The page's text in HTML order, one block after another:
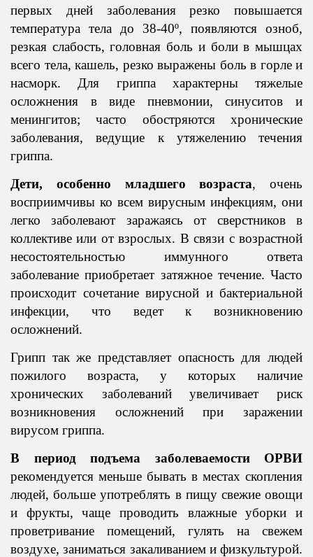
первых дней заболевания резко повышается
температура тела до 38-40º, появляются озноб,
резкая слабость, головная боль и боли в мышцах
всего тела, кашель, резко выражены боль в горле и
насморк. Для гриппа характерны тяжелые
осложнения в виде пневмонии, синуситов и
менингитов; часто обостряются хронические
заболевания, ведущие к утяжелению течения
гриппа.
Дети, особенно младшего возраста, очень
восприимчивы ко всем вирусным инфекциям, они
легко заболевают заражаясь от сверстников в
коллективе или от взрослых. В связи с возрастной
несостоятельностью иммунного ответа
заболевание приобретает затяжное течение. Часто
происходит сочетание вирусной и бактериальной
инфекции, что ведет к возникновению
осложнений.
Грипп так же представляет опасность для людей
пожилого возраста, у которых наличие
хронических заболеваний увеличивает риск
возникновения осложнений при заражении
вирусом гриппа.
В период подъема заболеваемости ОРВИ
рекомендуется меньше бывать в местах скопления
людей, больше употреблять в пищу свежие овощи
и фрукты, чаще проводить влажные уборки и
проветривание помещений, гулять на свежем
воздухе, заниматься закаливанием и физкультурой.